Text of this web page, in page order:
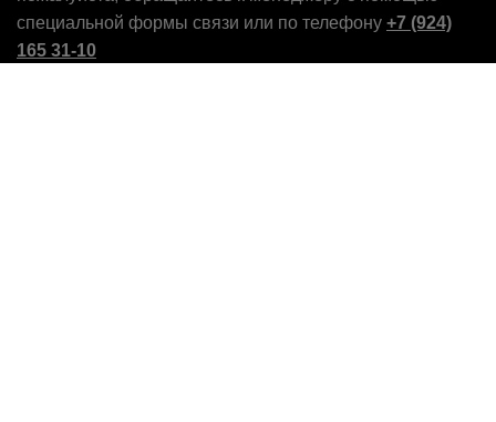
специальной формы связи или по телефону +7 (924)
165 31-10